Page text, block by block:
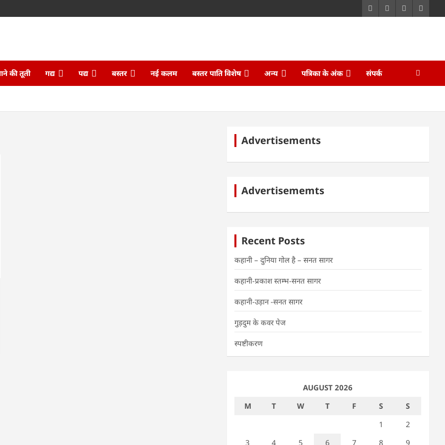
की तूती गद्य पद्य बस्तर नई कलम बस्तर पाति विशेष अन्य पत्रिका के अंक संपर्क
Advertisements
Advertisememts
Recent Posts
कहानी – दुनिया गोल है – सनत सागर
कहानी-प्रकाश स्तम्भ-सनत सागर
कहानी-उड़ान -सनत सागर
गुड़दुम के कवर पेज
स्पष्टीकरण
AUGUST 2026
M
T W T F S
S
1
2
3
4 5 6 7 8
9